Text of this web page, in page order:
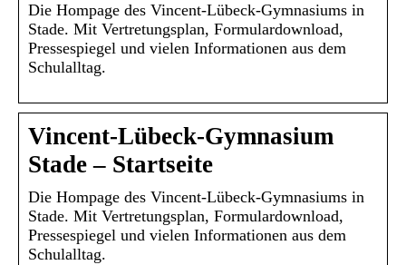
Die Hompage des Vincent-Lübeck-Gymnasiums in
Stade. Mit Vertretungsplan, Formulardownload,
Pressespiegel und vielen Informationen aus dem
Schulalltag.
Vincent-Lübeck-Gymnasium
Stade – Startseite
Die Hompage des Vincent-Lübeck-Gymnasiums in
Stade. Mit Vertretungsplan, Formulardownload,
Pressespiegel und vielen Informationen aus dem
Schulalltag.